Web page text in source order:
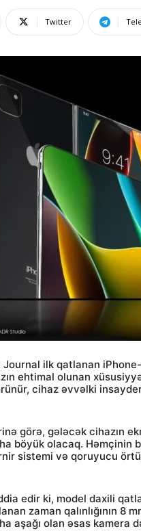
Twitter
ilk qatlanan
ehtimal olunan
cihaz əvvəlki
görə, gələcək cihazın
böyük olacaq. Həmçinin
sistemi və qoruyucu
edir ki, model daxili
zaman qalınlığının 8
aşağı olan əsas kamera